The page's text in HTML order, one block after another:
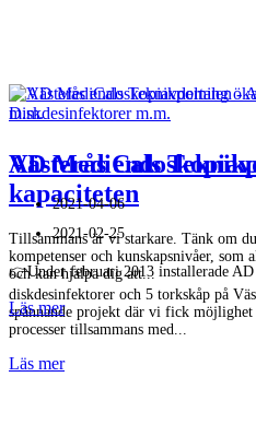
AD MediCals
2021-04-06
Tillsammans är vi starkare. Tänk om
kompetenser och kunskapsnivåer,
och kan hjälpa dig att...
Läs mer
Västerås
kapaciteten
2021-02-25
👉Under februari 2013 installerade
diskdesinfektorer och 5 torkskåp på
spännande projekt där vi fick
processer tillsammans med...
Läs mer